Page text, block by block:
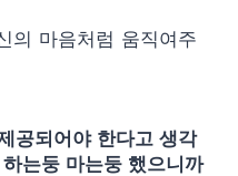
의 마음처럼 움직여주
공되어야 한다고 생각
는둥 마는둥 했으니까